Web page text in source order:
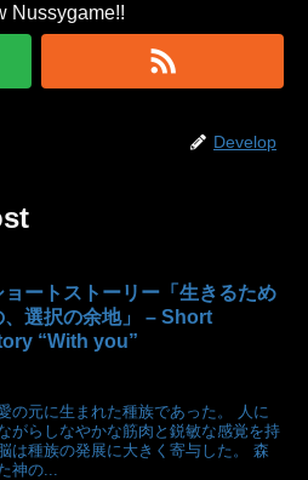
Nussygame!!
Develop
ョートストーリー「生きるため
、選択の余地」 – Short
“With you”
の元に生まれた種族であった。 人に
がらしなやかな筋肉と鋭敏な感覚を持
は種族の発展に大きく寄与した。 森
神の...